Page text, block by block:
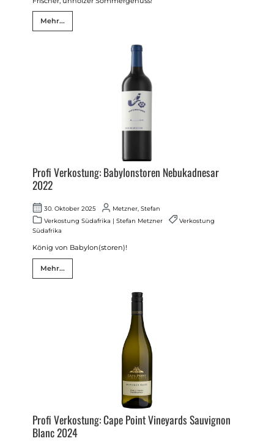
Mehr...
Profi Verkostung: Babylonstoren Nebukadnesar
2022
30. Oktober 2025
Metzner, Stefan
Verkostung Südafrika | Stefan Metzner
Verkostung
Südafrika
König von Babylon(storen)!
Mehr...
Profi Verkostung: Cape Point Vineyards Sauvignon
Blanc 2024